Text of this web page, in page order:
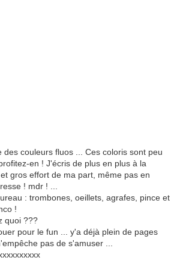
des couleurs fluos ... Ces coloris sont peu
en ! J'écris de plus en plus à la
gros effort de ma part, même pas en
! mdr ! ...
: trombones, oeillets, agrafes, pince et
!
quoi ???
pour le fun ... y'a déjà plein de pages
pas de s'amuser ...